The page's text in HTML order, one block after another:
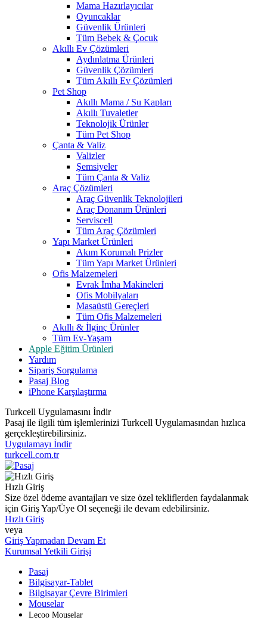
Mama Hazırlayıcılar
Oyuncaklar
Güvenlik Ürünleri
Tüm Bebek & Çocuk
Akıllı Ev Çözümleri
Aydınlatma Ürünleri
Güvenlik Çözümleri
Tüm Akıllı Ev Çözümleri
Pet Shop
Akıllı Mama / Su Kapları
Akıllı Tuvaletler
Teknolojik Ürünler
Tüm Pet Shop
Çanta & Valiz
Valizler
Şemsiyeler
Tüm Çanta & Valiz
Araç Çözümleri
Araç Güvenlik Teknolojileri
Araç Donanım Ürünleri
Serviscell
Tüm Araç Çözümleri
Yapı Market Ürünleri
Akım Korumalı Prizler
Tüm Yapı Market Ürünleri
Ofis Malzemeleri
Evrak İmha Makineleri
Ofis Mobilyaları
Masaüstü Gereçleri
Tüm Ofis Malzemeleri
Akıllı & İlginç Ürünler
Tüm Ev-Yaşam
Apple Eğitim Ürünleri
Yardım
Sipariş Sorgulama
Pasaj Blog
iPhone Karşılaştırma
Turkcell Uygulamasını İndir
Pasaj ile ilgili tüm işlemlerinizi Turkcell Uygulamasından hızlıca
gerçekleştirebilirsiniz.
Uygulamayı İndir
turkcell.com.tr
Hızlı Giriş
Size özel ödeme avantajları ve size özel tekliflerden faydalanmak
için Giriş Yap/Üye Ol seçeneği ile devam edebilirsiniz.
Hızlı Giriş
veya
Giriş Yapmadan Devam Et
Kurumsal Yetkili Girişi
Pasaj
Bilgisayar-Tablet
Bilgisayar Çevre Birimleri
Mouselar
Lecoo Mouselar